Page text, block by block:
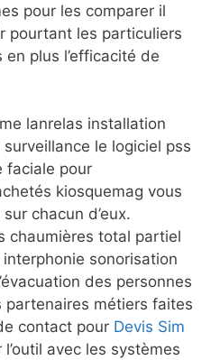
pour les comparer il
pourtant les particuliers
plus l’efficacité de
lanrelas installation
le logiciel pss
faciale pour
kiosquemag vous
chacun d’eux.
chaumières total partiel
sonorisation
des personnes
partenaires métiers faites
contact pour Devis Sim
l’outil avec les systèmes